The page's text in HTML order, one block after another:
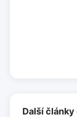
Další